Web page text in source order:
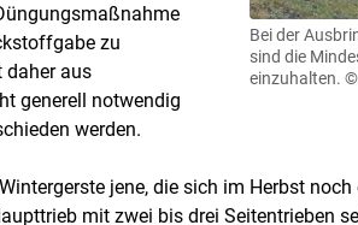
Bei der
sind die
einzuhalten. ©
zu
daher aus
generell notwendig
werden.
jene, die sich im Herbst
mit zwei bis drei Seitentrieben